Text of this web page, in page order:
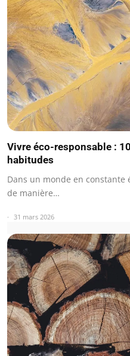
Vivre éco-responsable :
habitudes
Dans un monde en constante
de manière…
31 mars 2026